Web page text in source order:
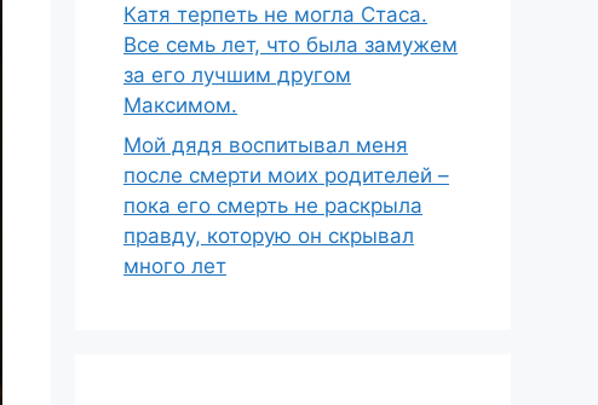
Катя терпеть не могла Стаса.
Все семь лет, что была замужем
за его лучшим другом
Максимом.
Мой дядя воспитывал меня
после смерти моих родителей –
пока его смерть не раскрыла
правду, которую он скрывал
много лет